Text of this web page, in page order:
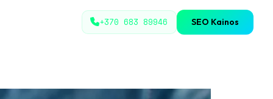
+370 683 89946 SEO Kainos